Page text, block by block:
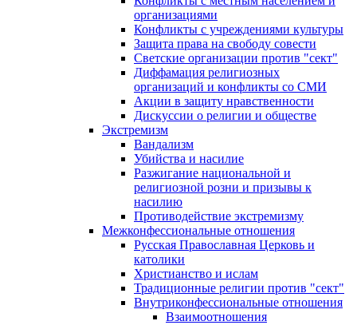
организациями
Конфликты с учреждениями культуры
Защита права на свободу совести
Светские организации против "сект"
Диффамация религиозных
организаций и конфликты со СМИ
Акции в защиту нравственности
Дискуссии о религии и обществе
Экстремизм
Вандализм
Убийства и насилие
Разжигание национальной и
религиозной розни и призывы к
насилию
Противодействие экстремизму
Межконфессиональные отношения
Русская Православная Церковь и
католики
Христианство и ислам
Традиционные религии против "сект"
Внутриконфессиональные отношения
Взаимоотношения